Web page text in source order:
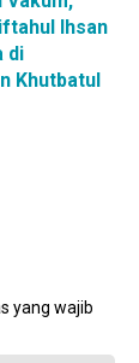
Ihsan
di
Khutbatul
yang wajib